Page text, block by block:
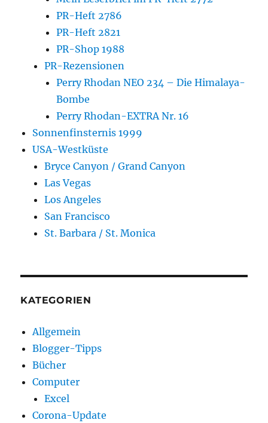
PR-Heft 2786
PR-Heft 2821
PR-Shop 1988
PR-Rezensionen
Perry Rhodan NEO 234 – Die Himalaya-
Bombe
Perry Rhodan-EXTRA Nr. 16
Sonnenfinsternis 1999
USA-Westküste
Bryce Canyon / Grand Canyon
Las Vegas
Los Angeles
San Francisco
St. Barbara / St. Monica
KATEGORIEN
Allgemein
Blogger-Tipps
Bücher
Computer
Excel
Corona-Update